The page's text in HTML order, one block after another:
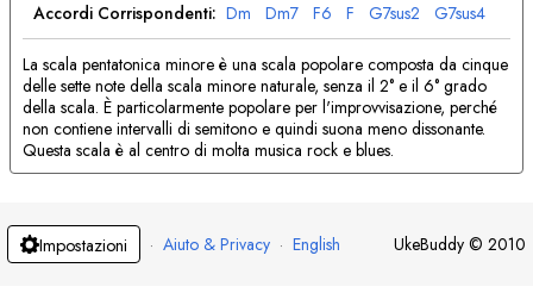
Accordi Corrispondenti: Dm Dm7 F6 F G7sus2 G7sus4
La scala pentatonica minore è una scala popolare composta da cinque
delle sette note della scala minore naturale, senza il 2° e il 6° grado
della scala. È particolarmente popolare per l'improvvisazione, perché
non contiene intervalli di semitono e quindi suona meno dissonante.
Questa scala è al centro di molta musica rock e blues.
Impostazioni · Aiuto & Privacy · English UkeBuddy © 2010